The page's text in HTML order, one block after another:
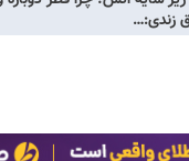
زندی:…